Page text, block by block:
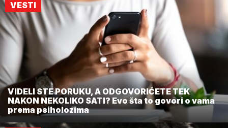
VESTI
VIDELI STE PORUKU, A ODGOVORIĆETE TEK
NAKON NEKOLIKO SATI? Evo šta to govori o vama
prema psiholozima